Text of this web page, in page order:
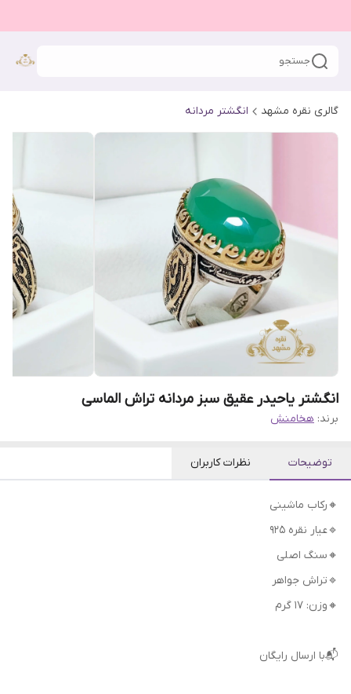
جستجو
گالری نقره مشهد انگشتر مردانه
انگشتر یاحیدر عقیق سبز مردانه تراش الماسی
برند: هخامنش
توضیحات نظرات کاربران
🔸رکاب ماشینی
🔹عیار نقره 925
🔸سنگ اصلی
🔹تراش جواهر
🔸وزن: 17 گرم
📬با ارسال رایگان